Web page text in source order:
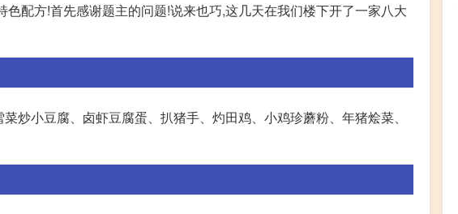
配方!首先感谢题主的问题!说来也巧,这几天在我们楼下开了一家八大
炒小豆腐、卤虾豆腐蛋、扒猪手、灼田鸡、小鸡珍蘑粉、年猪烩菜、